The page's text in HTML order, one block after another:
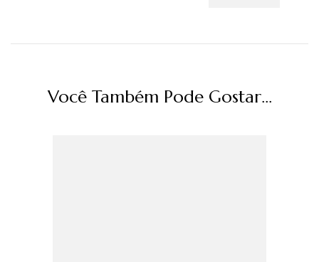
Você Também Pode Gostar...